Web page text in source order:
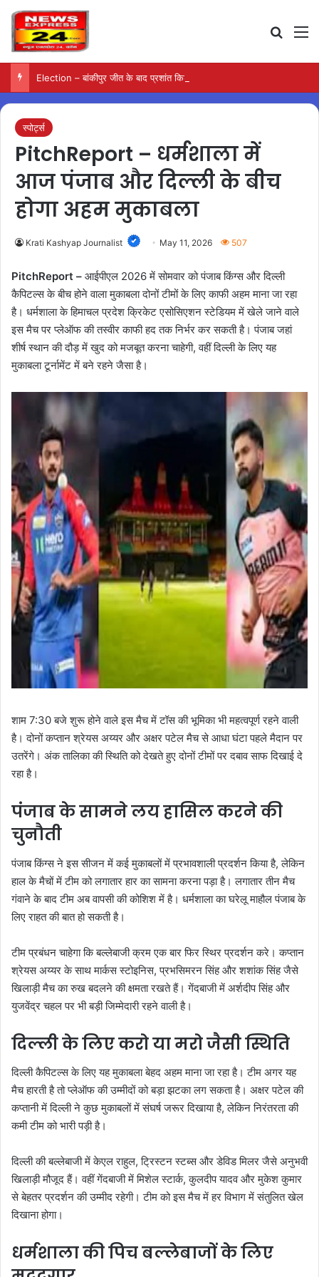
स्पोर्ट्स
PitchReport – धर्मशाला में
आज पंजाब और दिल्ली के बीच
होगा अहम मुकाबला
Krati Kashyap Journalist May 11, 2026 507
PitchReport – आईपीएल 2026 में सोमवार को पंजाब किंग्स और दिल्ली
कैपिटल्स के बीच होने वाला मुकाबला दोनों टीमों के लिए काफी अहम माना जा रहा
है। धर्मशाला के हिमाचल प्रदेश क्रिकेट एसोसिएशन स्टेडियम में खेले जाने वाले
इस मैच पर प्लेऑफ की तस्वीर काफी हद तक निर्भर कर सकती है। पंजाब जहां
शीर्ष स्थान की दौड़ में खुद को मजबूत करना चाहेगी, वहीं दिल्ली के लिए यह
मुकाबला टूर्नामेंट में बने रहने जैसा है।
शाम 7:30 बजे शुरू होने वाले इस मैच में टॉस की भूमिका भी महत्वपूर्ण रहने वाली
है। दोनों कप्तान श्रेयस अय्यर और अक्षर पटेल मैच से आधा घंटा पहले मैदान पर
उतरेंगे। अंक तालिका की स्थिति को देखते हुए दोनों टीमों पर दबाव साफ दिखाई दे
रहा है।
पंजाब के सामने लय हासिल करने की
चुनौती
पंजाब किंग्स ने इस सीजन में कई मुकाबलों में प्रभावशाली प्रदर्शन किया है, लेकिन
हाल के मैचों में टीम को लगातार हार का सामना करना पड़ा है। लगातार तीन मैच
गंवाने के बाद टीम अब वापसी की कोशिश में है। धर्मशाला का घरेलू माहौल पंजाब के
लिए राहत की बात हो सकती है।
टीम प्रबंधन चाहेगा कि बल्लेबाजी क्रम एक बार फिर स्थिर प्रदर्शन करे। कप्तान
श्रेयस अय्यर के साथ मार्कस स्टोइनिस, प्रभसिमरन सिंह और शशांक सिंह जैसे
खिलाड़ी मैच का रुख बदलने की क्षमता रखते हैं। गेंदबाजी में अर्शदीप सिंह और
युजवेंद्र चहल पर भी बड़ी जिम्मेदारी रहने वाली है।
दिल्ली के लिए करो या मरो जैसी स्थिति
दिल्ली कैपिटल्स के लिए यह मुकाबला बेहद अहम माना जा रहा है। टीम अगर यह
मैच हारती है तो प्लेऑफ की उम्मीदों को बड़ा झटका लग सकता है। अक्षर पटेल की
कप्तानी में दिल्ली ने कुछ मुकाबलों में संघर्ष जरूर दिखाया है, लेकिन निरंतरता की
कमी टीम को भारी पड़ी है।
दिल्ली की बल्लेबाजी में केएल राहुल, ट्रिस्टन स्टब्स और डेविड मिलर जैसे अनुभवी
खिलाड़ी मौजूद हैं। वहीं गेंदबाजी में मिशेल स्टार्क, कुलदीप यादव और मुकेश कुमार
से बेहतर प्रदर्शन की उम्मीद रहेगी। टीम को इस मैच में हर विभाग में संतुलित खेल
दिखाना होगा।
धर्मशाला की पिच बल्लेबाजों के लिए